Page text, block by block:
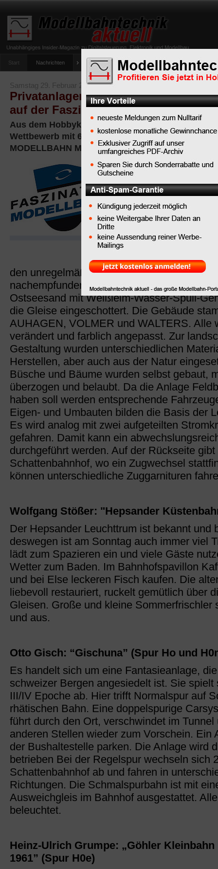
Start Nachrichten Tipps Newsletter Archiv Magazin
umfrage-viessmann-multiprotokoll-lichtdecoder
Samstag 29. Februar 2020
Privatanlagen-Wettbewerb mit 6
auf der Faszination MODELLBAHN
Aus dem Hobbykeller ins Rampenlicht - der
Wettbewerb mit 6 privaten Anlagen auf der
MODELLBAHN Mannheim 2020 vom 13. bis 15.
Dr. Michael
Giersberg:
“Kleine
Feldbahn”
(Spur H0e)
Als Gleismaterial
verwendet. Die
den unregelmäßigen Formen der
nachempfunden. In gesiebten und
Ostseesand mit Weißleim-Wasser-Spüli-
die Gleise eingeschottert. Die Gebäude
AUHAGEN, VOLMER und WALTERS. Alle
verändert und farblich angepasst. Zur
Gestaltung wurden unterschiedlichen
Herstellen, aber auch aus der Natur
Büsche und Bäume wurden selbst gebaut,
überzogen und belaubt. Da die Anlage
haben soll werden entsprechende
Eigen- und Umbauten bilden die Basis der
Es wird analog mit zwei aufgeteilten
gefahren. Damit kann ein
durchgeführt werden. Auf der Rückseite
Schattenbahnhof, wo ein Zugwechsel
können unterschiedliche Zuggarnituren
Wolfgang Stößer: "Hepsander
Der Hepsander Leuchttrum ist bekannt und
deswegen ist am Sonntag auch immer viel
lädt zum Spazieren ein und viele Gäste
Wetter zum Baden. Im Bahnhofspavillon
und bei Else leckeren Fisch kaufen. Die
liebevoll restauriert, ruckelt gemütlich über
Gleisen. Große und kleine Sommerfrischler
und aus.
Otto Gisch: “Gischuna” (Spur Ho und
Es handelt sich um eine Fantasieanlage,
schweizer Bergen angesiedelt ist. Sie spielt
III/IV Epoche ab. Hier trifft Normalspur auf
rhätischen Bahn. Eine doppelspurige
führt durch den Ort, verschwindet im Tunnel
anderen Stellen wieder zum Vorschein. Ein
der Bushaltestelle parken. Die Anlage wird
betrieben Bei der Regelspur wechseln sich
Schattenbahnhof ab und fahren in
Richtungen. Die Schmalspurbahn ist mit
Ausweichgleis im Bahnhof ausgestattet.
beleuchtet.
Heinz-Ulrich Grumpe: „Göhler
1961” (Spur H0e)